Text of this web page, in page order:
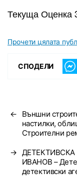
Текуща Оценка
Прочети цялата
СПОДЕЛИ
←
Външни
настилки,
Строителни
→
ИВАНОВ –
детективски